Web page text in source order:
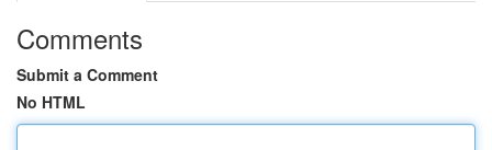
Comments
Submit a Comment
No HTML